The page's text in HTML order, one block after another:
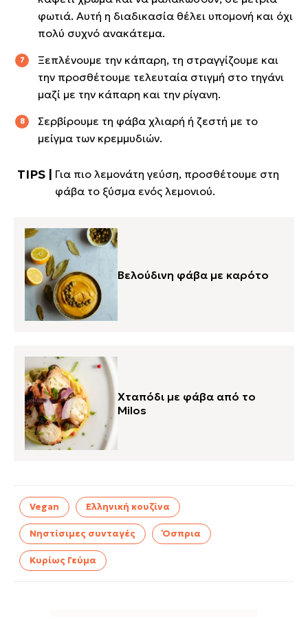
φωτιά. Αυτή η διαδικασία θέλει υπομονή και όχι
πολύ συχνό ανακάτεμα.
Ξεπλένουμε την κάπαρη, τη στραγγίζουμε και
την προσθέτουμε τελευταία στιγμή στο τηγάνι
μαζί με την κάπαρη και την ρίγανη.
Σερβίρουμε τη φάβα χλιαρή ή ζεστή με το
μείγμα των κρεμμυδιών.
Για πιο λεμονάτη γεύση, προσθέτουμε στη
φάβα το ξύσμα ενός λεμονιού.
Βελούδινη φάβα με καρότο
Χταπόδι με φάβα από το
Milos
Vegan Ελληνική κουζίνα
Νηστίσιμες συνταγές Όσπρια
Κυρίως Γεύμα